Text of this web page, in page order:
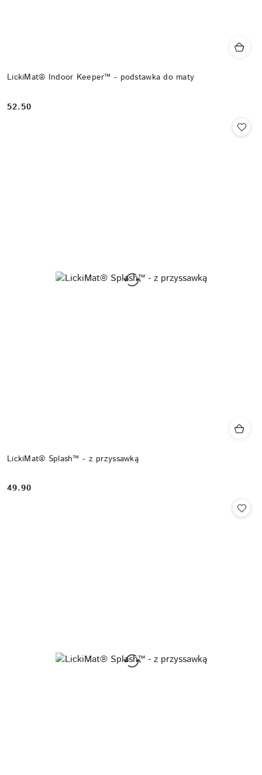
LickiMat® Indoor Keeper™ - podstawka do maty
Cena:
52.50
LickiMat® Splash™ - z przyssawką
Cena:
49.90